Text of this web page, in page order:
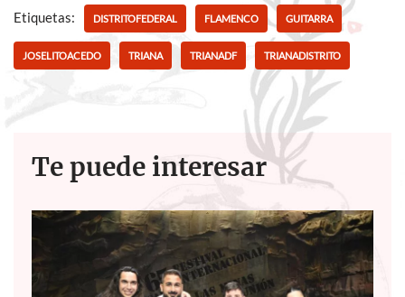
b
o
o
er s
A
p
Etiquetas: DISTRITOFEDERAL FLAMENCO GUITARRA
JOSELITOACEDO TRIANA TRIANADF TRIANADISTRITO
Te puede interesar